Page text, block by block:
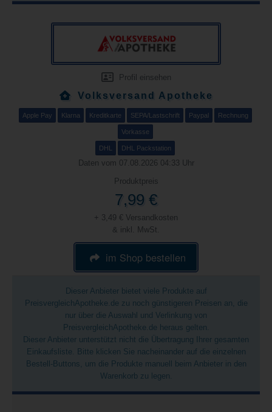
Profil einsehen
Volksversand Apotheke
Apple Pay Klarna Kreditkarte SEPA/Lastschrift Paypal Rechnung
Vorkasse
DHL DHL Packstation
Daten vom 07.08.2026 04:33 Uhr
Produktpreis
7,99 €
+ 3,49 € Versandkosten
& inkl. MwSt.
im Shop bestellen
Dieser Anbieter bietet viele Produkte auf
PreisvergleichApotheke.de zu noch günstigeren Preisen an, die
nur über die Auswahl und Verlinkung von
PreisvergleichApotheke.de heraus gelten.
Dieser Anbieter unterstützt nicht die Übertragung Ihrer gesamten
Einkaufsliste. Bitte klicken Sie nacheinander auf die einzelnen
Bestell-Buttons, um die Produkte manuell beim Anbieter in den
Warenkorb zu legen.